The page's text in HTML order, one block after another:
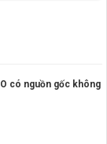
có nguồn gốc không